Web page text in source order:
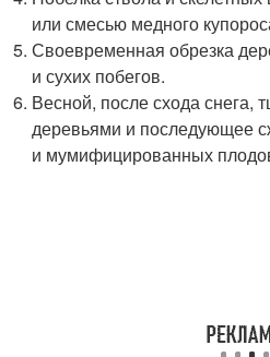
или смесью медного
Своевременная обрезка
и сухих побегов.
Весной, после схода снега,
деревьями и последующее
и мумифицированных